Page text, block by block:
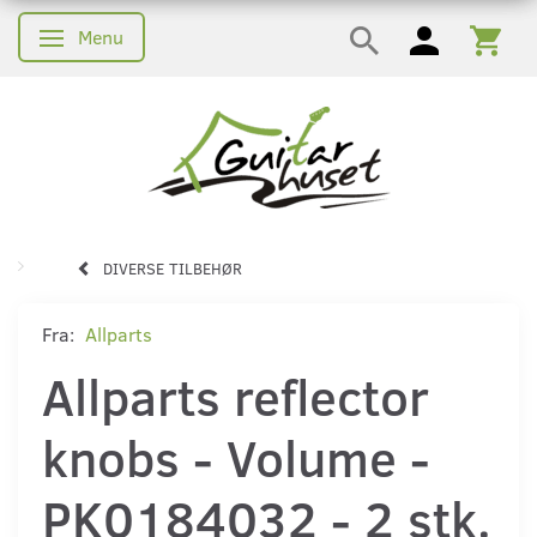
Skifte navigation
Menu
DIVERSE TILBEHØR
Fra: Allparts
Allparts reflector
knobs - Volume -
PK0184032 - 2 stk.